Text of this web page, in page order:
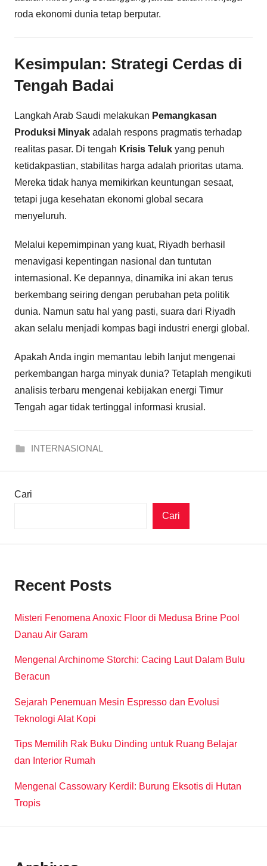
roda ekonomi dunia tetap berputar.
Kesimpulan: Strategi Cerdas di
Tengah Badai
Langkah Arab Saudi melakukan Pemangkasan
Produksi Minyak adalah respons pragmatis terhadap
realitas pasar. Di tengah Krisis Teluk yang penuh
ketidakpastian, stabilitas harga adalah prioritas utama.
Mereka tidak hanya memikirkan keuntungan sesaat,
tetapi juga kesehatan ekonomi global secara
menyeluruh.
Melalui kepemimpinan yang kuat, Riyadh berhasil
menavigasi kepentingan nasional dan tuntutan
internasional. Ke depannya, dinamika ini akan terus
berkembang seiring dengan perubahan peta politik
dunia. Namun satu hal yang pasti, suara dari Riyadh
akan selalu menjadi kompas bagi industri energi global.
Apakah Anda ingin memantau lebih lanjut mengenai
perkembangan harga minyak dunia? Tetaplah mengikuti
analisis terbaru mengenai kebijakan energi Timur
Tengah agar tidak tertinggal informasi krusial.
INTERNASIONAL
Cari
Cari
Recent Posts
Misteri Fenomena Anoxic Floor di Medusa Brine Pool
Danau Air Garam
Mengenal Archinome Storchi: Cacing Laut Dalam Bulu
Beracun
Sejarah Penemuan Mesin Espresso dan Evolusi
Teknologi Alat Kopi
Tips Memilih Rak Buku Dinding untuk Ruang Belajar
dan Interior Rumah
Mengenal Cassowary Kerdil: Burung Eksotis di Hutan
Tropis